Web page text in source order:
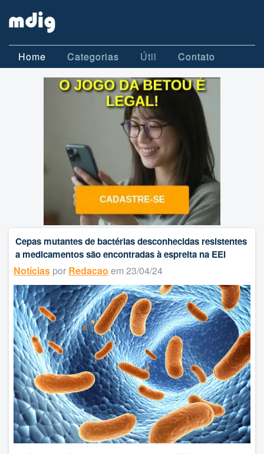
Home Categorias Útil Contato
Cepas mutantes de bactérias desconhecidas resistentes
a medicamentos são encontradas à espreita na EEI
Notícias por Redacao em 23/04/24